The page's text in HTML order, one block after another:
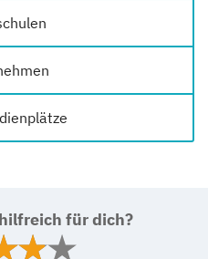
für dich?